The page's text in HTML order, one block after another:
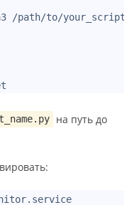
/path/to/
на путь до